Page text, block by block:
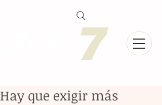
Hay que exigir más